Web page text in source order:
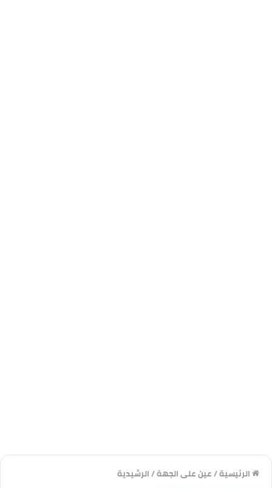
الرئيسية/عين على الجهة/الرشيدية